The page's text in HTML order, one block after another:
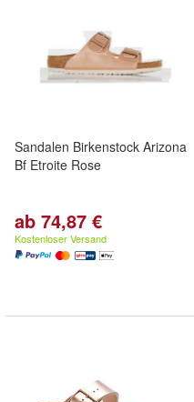
Sandalen Birkenstock Arizona
Bf Etroite Rose
ab 74,87 €
Kostenloser Versand